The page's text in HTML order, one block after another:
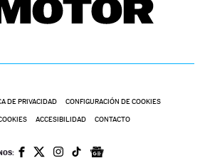
DE PRIVACIDAD CONFIGURACIÓN DE COOKIES
ACCESIBILIDAD CONTACTO